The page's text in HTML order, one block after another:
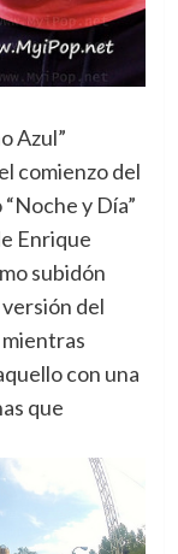
Azul”
comienzo del
y Día”
Enrique
subidón
del
mientras
con una
que